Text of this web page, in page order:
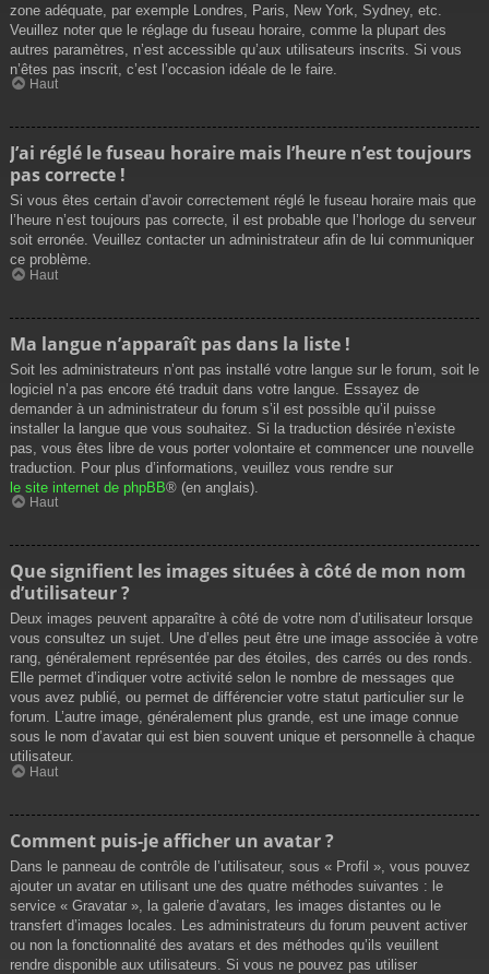
zone adéquate, par exemple Londres, Paris, New York, Sydney, etc.
Veuillez noter que le réglage du fuseau horaire, comme la plupart des
autres paramètres, n’est accessible qu’aux utilisateurs inscrits. Si vous
n’êtes pas inscrit, c’est l’occasion idéale de le faire.
Haut
J’ai réglé le fuseau horaire mais l’heure n’est toujours
pas correcte !
Si vous êtes certain d’avoir correctement réglé le fuseau horaire mais que
l’heure n’est toujours pas correcte, il est probable que l’horloge du serveur
soit erronée. Veuillez contacter un administrateur afin de lui communiquer
ce problème.
Haut
Ma langue n’apparaît pas dans la liste !
Soit les administrateurs n’ont pas installé votre langue sur le forum, soit le
logiciel n’a pas encore été traduit dans votre langue. Essayez de
demander à un administrateur du forum s’il est possible qu’il puisse
installer la langue que vous souhaitez. Si la traduction désirée n’existe
pas, vous êtes libre de vous porter volontaire et commencer une nouvelle
traduction. Pour plus d’informations, veuillez vous rendre sur
le site internet de phpBB® (en anglais).
Haut
Que signifient les images situées à côté de mon nom
d’utilisateur ?
Deux images peuvent apparaître à côté de votre nom d’utilisateur lorsque
vous consultez un sujet. Une d’elles peut être une image associée à votre
rang, généralement représentée par des étoiles, des carrés ou des ronds.
Elle permet d’indiquer votre activité selon le nombre de messages que
vous avez publié, ou permet de différencier votre statut particulier sur le
forum. L’autre image, généralement plus grande, est une image connue
sous le nom d’avatar qui est bien souvent unique et personnelle à chaque
utilisateur.
Haut
Comment puis-je afficher un avatar ?
Dans le panneau de contrôle de l’utilisateur, sous « Profil », vous pouvez
ajouter un avatar en utilisant une des quatre méthodes suivantes : le
service « Gravatar », la galerie d’avatars, les images distantes ou le
transfert d’images locales. Les administrateurs du forum peuvent activer
ou non la fonctionnalité des avatars et des méthodes qu’ils veuillent
rendre disponible aux utilisateurs. Si vous ne pouvez pas utiliser